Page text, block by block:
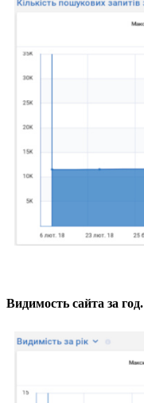
Видимость сайта за год.